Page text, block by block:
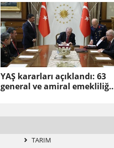
YAŞ kararları açıklandı: 63
general ve amiral emekliliğe
TARIM